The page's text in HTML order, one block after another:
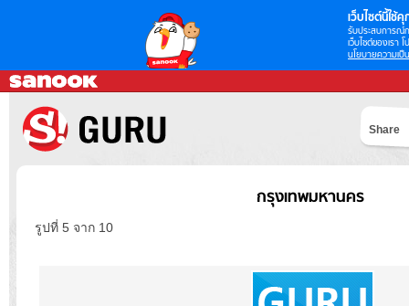
เว็บไซต์นี้ใช้คุ
รับประสบการณ์
เว็บไซต์ของเรา
นโยบายความเป็
Share
กรุงเทพมหานคร
รูปที่ 5 จาก 10